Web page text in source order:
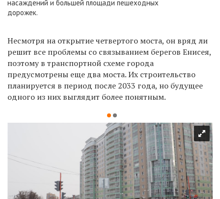
насаждений и большей площади пешеходных
дорожек.
Несмотря на открытие четвертого моста, он вряд ли
решит все проблемы со связыванием берегов Енисея,
поэтому в транспортной схеме города
предусмотрены еще два моста. Их строительство
планируется в период после 2033 года, но будущее
одного из них выглядит более понятным.